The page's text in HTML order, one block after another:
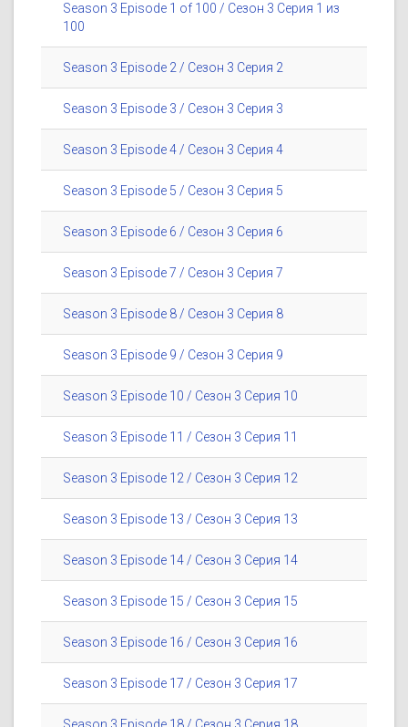
Season 3 Episode 1 of 100 / Сезон 3 Серия 1 из
100
Season 3 Episode 2 / Сезон 3 Серия 2
Season 3 Episode 3 / Сезон 3 Серия 3
Season 3 Episode 4 / Сезон 3 Серия 4
Season 3 Episode 5 / Сезон 3 Серия 5
Season 3 Episode 6 / Сезон 3 Серия 6
Season 3 Episode 7 / Сезон 3 Серия 7
Season 3 Episode 8 / Сезон 3 Серия 8
Season 3 Episode 9 / Сезон 3 Серия 9
Season 3 Episode 10 / Сезон 3 Серия 10
Season 3 Episode 11 / Сезон 3 Серия 11
Season 3 Episode 12 / Сезон 3 Серия 12
Season 3 Episode 13 / Сезон 3 Серия 13
Season 3 Episode 14 / Сезон 3 Серия 14
Season 3 Episode 15 / Сезон 3 Серия 15
Season 3 Episode 16 / Сезон 3 Серия 16
Season 3 Episode 17 / Сезон 3 Серия 17